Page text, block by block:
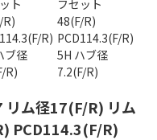
ム径17(F/R) リム
PCD114.3(F/R)